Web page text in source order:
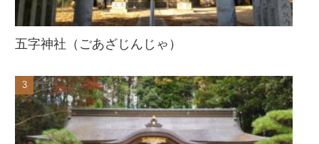
五字神社（ごあざじんじゃ）